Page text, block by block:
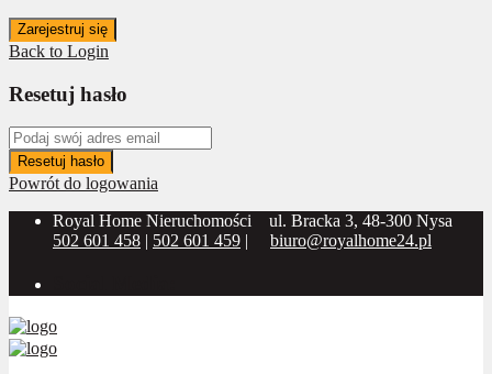
Zarejestruj się
Back to Login
Resetuj hasło
Resetuj hasło
Powrót do logowania
Royal Home Nieruchomości
ul. Bracka 3, 48-300 Nysa
502 601 458 | 502 601 459 | biuro@royalhome24.pl